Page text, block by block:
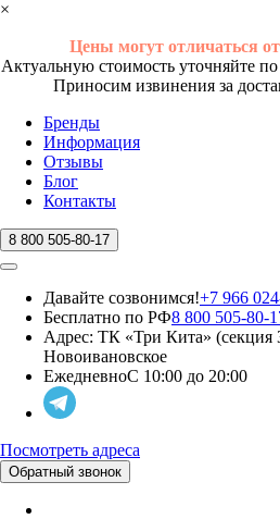
×
Цены могут отличаться
Актуальную стоимость уточняйте
Приносим извинения за
Бренды
Информация
Отзывы
Блог
Контакты
8 800 505-80-17
Давайте созвонимся!+7 966
Бесплатно по РФ8 800 505-80-
Адрес: ТК «Три Кита» (секция
Новоивановское
ЕжедневноС 10:00 до 20:00
Посмотреть адреса
Обратный звонок